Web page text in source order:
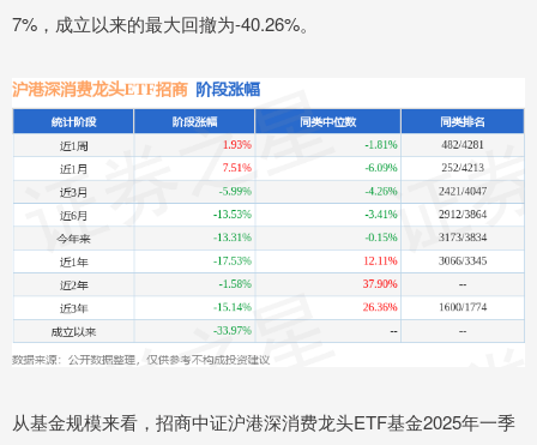
7%，成立以来的最大回撤为-40.26%。
从基金规模来看，招商中证沪港深消费龙头ETF基金2025年一季